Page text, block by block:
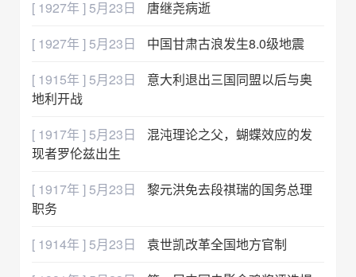
[ 1927年 ] 5月23日
唐继尧病逝
[ 1927年 ] 5月23日
中国甘肃古浪发生8.0级地震
[ 1915年 ] 5月23日
意大利退出三国同盟以后与奥
地利开战
[ 1917年 ] 5月23日
混沌理论之父，蝴蝶效应的发
现者罗伦兹出生
[ 1917年 ] 5月23日
黎元洪免去段祺瑞的国务总理
职务
[ 1914年 ] 5月23日
袁世凯改革全国地方官制